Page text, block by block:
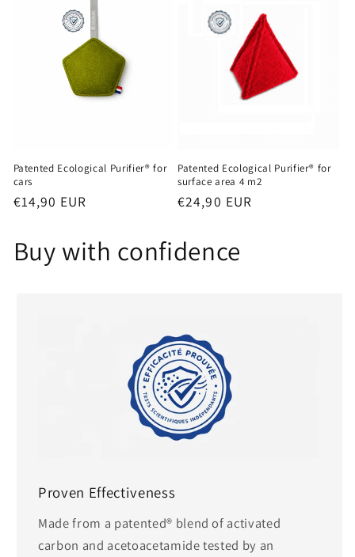
Patented Ecological Purifier® for
cars
Regular
€14,90 EUR
Patented Ecological Purifier® for
surface area 4 m2
Regular
€24,90 EUR
Buy with confidence
Proven Effectiveness
Made from a patented® blend of activated
carbon and acetoacetamide tested by an